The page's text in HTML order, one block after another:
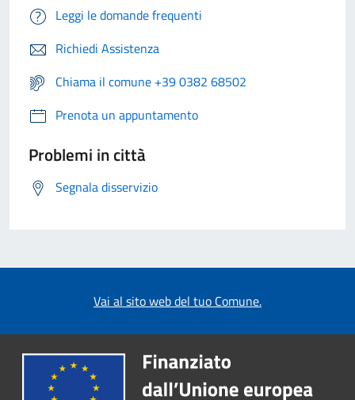
Leggi le domande frequenti
Richiedi Assistenza
Chiama il comune +39 0382 68502
Prenota un appuntamento
Problemi in città
Segnala disservizio
Vai al sito web del tuo Comune.